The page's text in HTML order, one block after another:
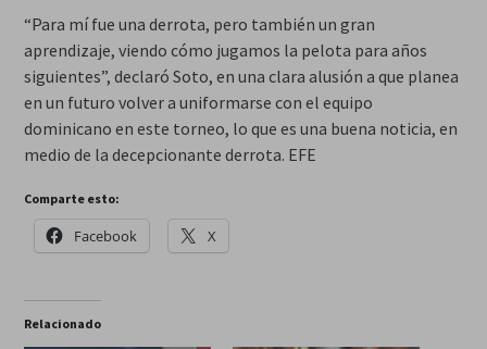
“Para mí fue una derrota, pero también un gran
aprendizaje, viendo cómo jugamos la pelota para años
siguientes”, declaró Soto, en una clara alusión a que planea
en un futuro volver a uniformarse con el equipo
dominicano en este torneo, lo que es una buena noticia, en
medio de la decepcionante derrota. EFE
Comparte esto:
Facebook X
Relacionado